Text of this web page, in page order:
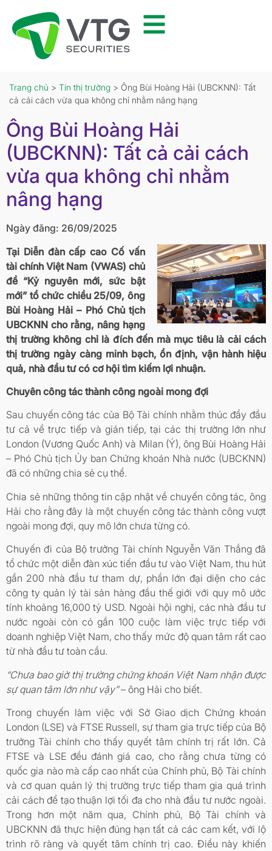
Trang chủ > Tin thị trường > Ông Bùi Hoàng Hải (UBCKNN): Tất
cả cải cách vừa qua không chỉ nhằm nâng hạng
Ông Bùi Hoàng Hải
(UBCKNN): Tất cả cải cách
vừa qua không chỉ nhằm
nâng hạng
Ngày đăng: 26/09/2025
Tại Diễn đàn cấp cao Cố vấn
tài chính Việt Nam (VWAS) chủ
đề “Kỷ nguyên mới, sức bật
mới” tổ chức chiều 25/09, ông
Bùi Hoàng Hải – Phó Chủ tịch
UBCKNN cho rằng, nâng hạng
thị trường không chỉ là đích đến mà mục tiêu là cải cách
thị trường ngày càng minh bạch, ổn định, vận hành hiệu
quả, nhà đầu tư có cơ hội tìm kiếm lợi nhuận.
Chuyên công tác thành công ngoài mong đợi
Sau chuyến công tác của Bộ Tài chính nhằm thúc đẩy đầu
tư cả về trực tiếp và gián tiếp, tại các thị trường lớn như
London (Vương Quốc Anh) và Milan (Ý), ông Bùi Hoàng Hải
– Phó Chủ tịch Ủy ban Chứng khoán Nhà nước (UBCKNN)
đã có những chia sẻ cụ thể.
Chia sẻ những thông tin cập nhật về chuyến công tác, ông
Hải cho rằng đây là một chuyến công tác thành công vượt
ngoài mong đợi, quy mô lớn chưa từng có.
Chuyến đi của Bộ trưởng Tài chính Nguyễn Văn Thắng đã
tổ chức một diễn đàn xúc tiến đầu tư vào Việt Nam, thu hút
gần 200 nhà đầu tư tham dự, phần lớn đại diện cho các
công ty quản lý tài sản hàng đầu thế giới với quy mô ước
tính khoảng 16,000 tỷ USD. Ngoài hội nghị, các nhà đầu tư
nước ngoài còn có gần 100 cuộc làm việc trực tiếp với
doanh nghiệp Việt Nam, cho thấy mức độ quan tâm rất cao
từ nhà đầu tư toàn cầu.
“Chưa bao giờ thị trường chứng khoán Việt Nam nhận được
sự quan tâm lớn như vậy”– ông Hải cho biết.
Trong chuyến làm việc với Sở Giao dịch Chứng khoán
London (LSE) và FTSE Russell, sự tham gia trực tiếp của Bộ
trưởng Tài chính cho thấy quyết tâm chính trị rất lớn. Cả
FTSE và LSE đều đánh giá cao, cho rằng chưa từng có
quốc gia nào mà cấp cao nhất của Chính phủ, Bộ Tài chính
và cơ quan quản lý thị trường trực tiếp tham gia quá trình
cải cách để tạo thuận lợi tối đa cho nhà đầu tư nước ngoài.
Trong hơn một năm qua, Chính phủ, Bộ Tài chính và
UBCKNN đã thực hiện đúng hạn tất cả các cam kết, với lộ
trình rõ ràng và quyết tâm chính trị cao. Điều này khiến